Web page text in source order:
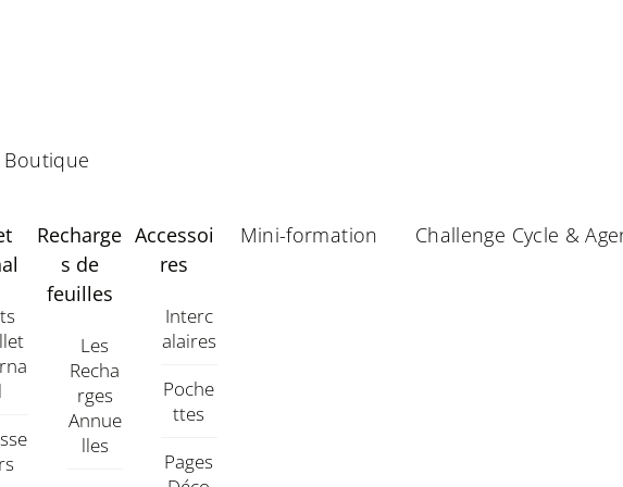
Boutique
L
Recharge
s de
feuilles
Les
Recha
Rges
Annue
Lles
Accessoi
res
Interc
Alaires
Poche
Ttes
Pages
Mini-formation Challenge Cycle &